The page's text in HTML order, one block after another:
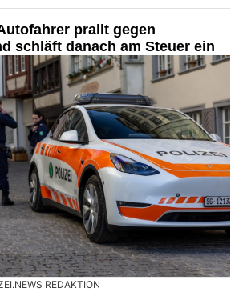
prallt gegen
schläft danach am Steuer ein
REDAKTION